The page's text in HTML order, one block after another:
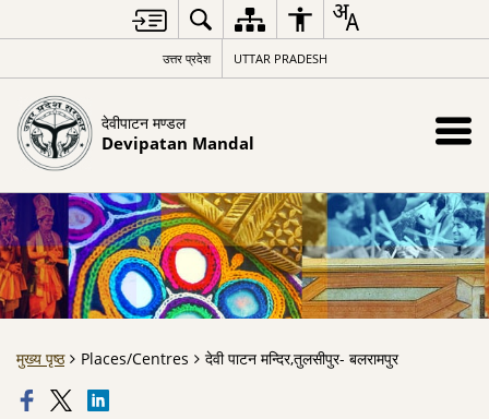
उत्तर प्रदेश UTTAR PRADESH
देवीपाटन मण्डल
Devipatan Mandal
मुख्य पृष्ठ Places/Centres देवी पाटन मन्दिर,तुलसीपुर- बलरामपुर